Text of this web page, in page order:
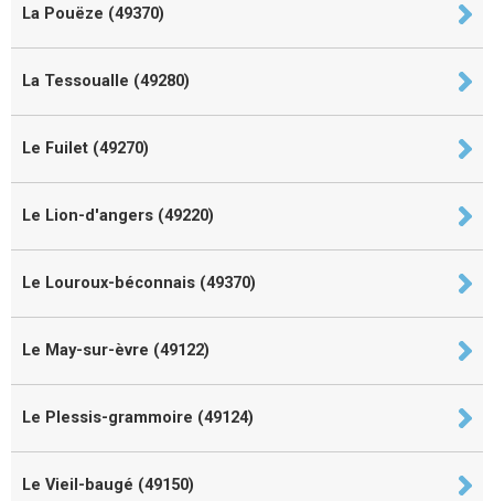
La Pouëze (49370)
La Tessoualle (49280)
Le Fuilet (49270)
Le Lion-d'angers (49220)
Le Louroux-béconnais (49370)
Le May-sur-èvre (49122)
Le Plessis-grammoire (49124)
Le Vieil-baugé (49150)